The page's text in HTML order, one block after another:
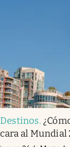
Destinos.
cara al Mundial